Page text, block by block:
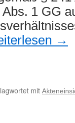
1 GG
→
mit